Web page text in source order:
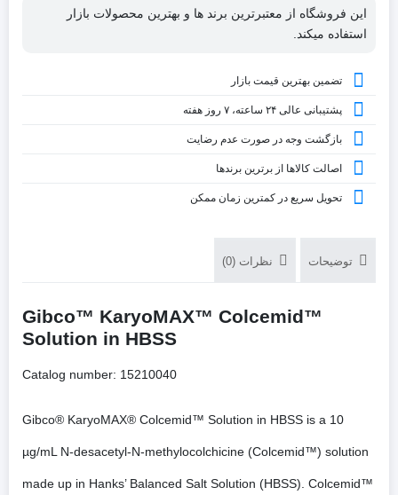
این فروشگاه از معتبرترین برند ها و بهترین محصولات بازار
استفاده میکند.
تضمین بهترین قیمت بازار
پشتیبانی عالی ۲۴ ساعته، ۷ روز هفته
بازگشت وجه در صورت عدم رضایت
اصالت کالاها از برترین برندها
تحویل سریع در کمترین زمان ممکن
توضیحات نظرات (0)
Gibco™ KaryoMAX™ Colcemid™
Solution in HBSS
Catalog number: 15210040
Gibco® KaryoMAX® Colcemid™ Solution in HBSS is a 10
µg/mL N-desacetyl-N-methylocolchicine (Colcemid™) solution
made up in Hanks’ Balanced Salt Solution (HBSS). Colcemid™